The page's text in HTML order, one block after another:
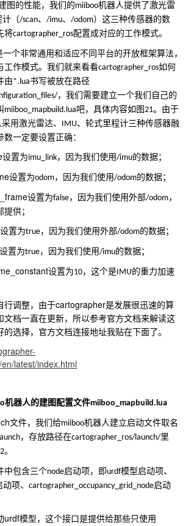
图的性能，我们的miiboo机器人提供了激光雷
计（/scan、/imu、/odom）这三种传感器的数
将cartographer_ros配置成对应的工作模式。
一个非常通用和适应不同平台的开放框架算法，
工作模式。我们就来看看cartographer_ros如何
由*.lua书写被放在路径
，我们需要建立一个我们自己的
miiboo_mapbuild.lua吧，具体内容如图21。由于
用激光雷达、 IMU、轮式里程计三种传感器融
一定要设置正确：
设置为imu_link，因为我们使用/imu的数据；
设置为odom，因为我们使用/odom的数据；
设置为false，因为我们使用外部/odom，
供；
设置为true，因为我们使用外部/odom的数据；
设置为true，因为我们使用/imu的数据；
设置为10，这个是IMU的重力加速
行调整，由于cartographer是发展很迅速的算
文档一直在更新，所以参考官方文档来解读这
选择，官方文档连接地址我贴在下面了。
latest/index.html
机器人的建图配置文件miiboo_mapbuild.lua
文件，我们给miiboo机器人建立启动文件取名
，存放路径在cartographer_ros/launch/里
。
中包含三个node启动项，即urdf模型启动项、
动项、cartographer_occupancy_grid_node启动
urdf模型，这个接口是提供给那些只使用